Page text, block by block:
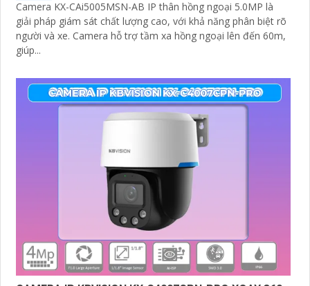
Camera KX-CAi5005MSN-AB IP thân hồng ngoại 5.0MP là
giải pháp giám sát chất lượng cao, với khả năng phân biệt rõ
người và xe. Camera hỗ trợ tầm xa hồng ngoại lên đến 60m,
giúp...